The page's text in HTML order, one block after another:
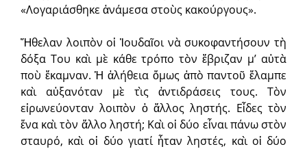
«Λογαριάσθηκε ἀνάμεσα στοὺς κακούργους».
Ἤθελαν λοιπὸν οἱ Ἰουδαῖοι νὰ συκοφαντήσουν τὴ
δόξα Του καὶ μὲ κάθε τρόπο τὸν ἔβριζαν μ’ αὐτὰ
ποὺ ἔκαμναν. Ἡ ἀλήθεια ὅμως ἀπὸ παντοῦ ἔλαμπε
καὶ αὐξανόταν μὲ τὶς ἀντιδράσεις τους. Τὸν
εἰρωνεύονταν λοιπὸν ὁ ἄλλος ληστής. Εἶδες τὸν
ἕνα καὶ τὸν ἄλλο ληστή; Καὶ οἱ δύο εἶναι πάνω στὸν
σταυρό, καὶ οἱ δύο γιατί ἦταν ληστές, καὶ οἱ δύο